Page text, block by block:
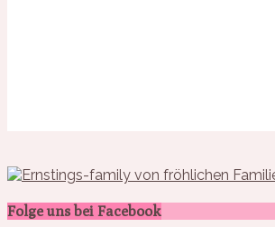
Folge uns bei Facebook